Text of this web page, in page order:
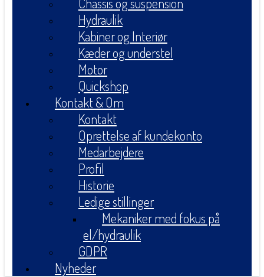
Hydraulik
Kabiner og Interiør
Kæder og understel
Motor
Quickshop
Kontakt & Om
Kontakt
Oprettelse af kundekonto
Medarbejdere
Profil
Historie
Ledige stillinger
Mekaniker med fokus på
el/hydraulik
GDPR
Nyheder